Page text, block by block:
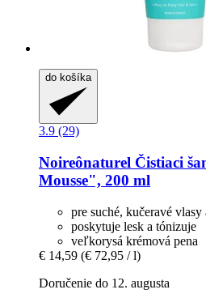
do košíka
3.9 (29)
Noireônaturel Čistiaci
Mousse", 200 ml
pre suché, kučeravé
poskytuje lesk a tónizuje
veľkorysá krémová pena
€ 14,59 (€ 72,95 / l)
Doručenie do 12. augusta